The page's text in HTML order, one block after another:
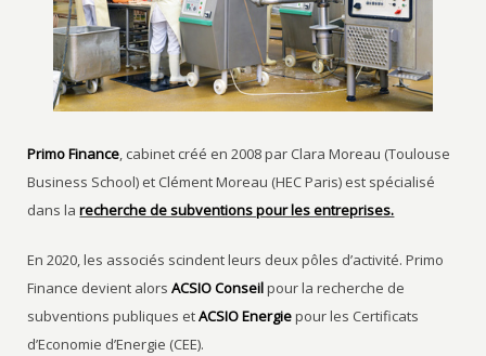
Primo Finance, cabinet créé en 2008 par Clara Moreau (Toulouse
Business School) et Clément Moreau (HEC Paris) est spécialisé
dans larecherche de subventions pour les entreprises.
En 2020, les associés scindent leurs deux pôles d’activité. Primo
Finance devient alorsACSIO Conseilpour la recherche de
subventions publiques etACSIO Energiepour les Certificats
d’Economie d’Energie (CEE).